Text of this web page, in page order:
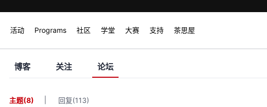
活动 Programs 社区 学堂 大赛 支持 茶思屋
博客 关注 论坛
主题(8) 回复(113)